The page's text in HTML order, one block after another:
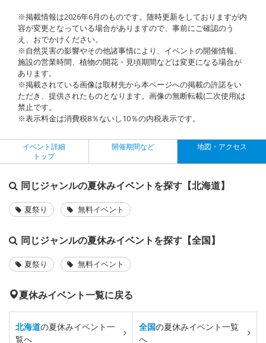
※掲載情報は2026年6月のものです。随時更新をしておりますが内
容が変更となっている場合がありますので、事前にご確認のう
え、おでかけください。
※自然災害の影響やその他諸事情により、イベントの開催情報、
施設の営業時間、植物の開花・見頃期間などは変更になる場合が
あります。
※掲載されている画像は取材先から本ページへの掲載の許諾をい
ただき、提供されたものとなります。画像の無断転載(二次使用)は
禁止です。
※表示料金は消費税8％ないし10％の内税表示です。
イベント詳細
トップ
開催期間など 地図・アクセス
同じジャンルの夏休みイベントを探す【北海道】
夏祭り 無料イベント
同じジャンルの夏休みイベントを探す【全国】
夏祭り 無料イベント
夏休みイベント一覧に戻る
北海道の夏休みイベント一
覧へ
全国の夏休みイベント一覧
へ